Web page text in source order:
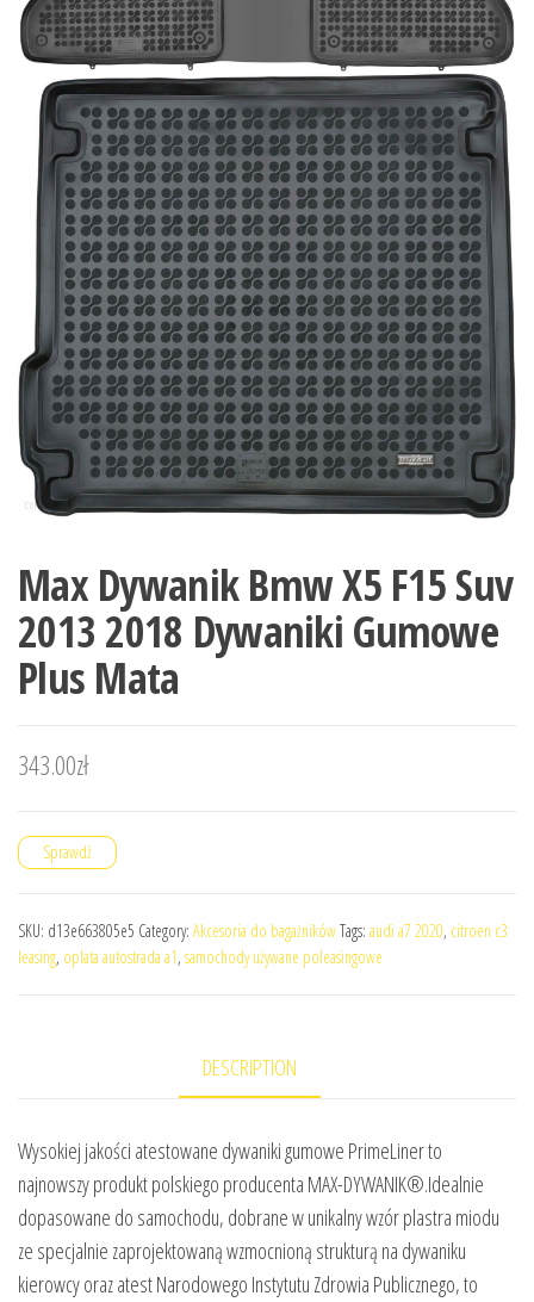
Max Dywanik Bmw X5 F15 Suv
2013 2018 Dywaniki Gumowe
Plus Mata
343.00zł
Sprawdź
SKU: d13e663805e5 Category: Akcesoria do bagażnikówTags: audi a7 2020, citroen c3
leasing, oplata autostrada a1, samochody używane poleasingowe
DESCRIPTION
Wysokiej jakości atestowane dywaniki gumowe PrimeLiner to
najnowszy produkt polskiego producenta MAX-DYWANIK®.Idealnie
dopasowane do samochodu, dobrane w unikalny wzór plastra miodu
ze specjalnie zaprojektowaną wzmocnioną strukturą na dywaniku
kierowcy oraz atest Narodowego Instytutu Zdrowia Publicznego, to